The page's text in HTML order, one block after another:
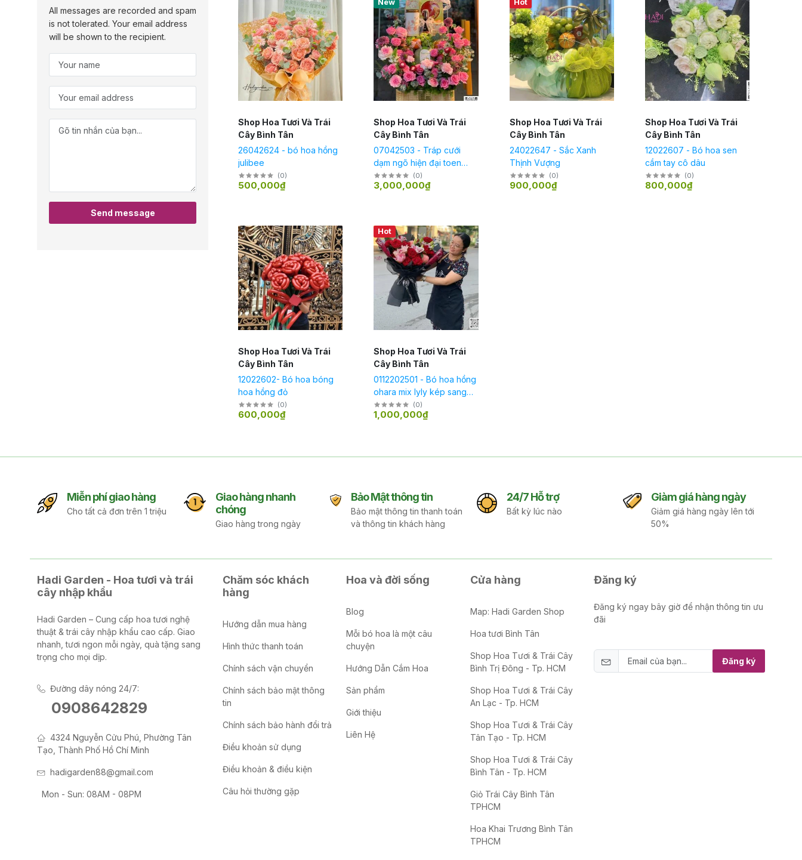
All messages are recorded and spam
is not tolerated. Your email address
will be shown to the recipient.
Send message
Shop Hoa Tươi Và Trái
Cây Bình Tân
26042624 - bó hoa hồng
julibee
(0)
500,000₫
Shop Hoa Tươi Và Trái
Cây Bình Tân
07042503 - Tráp cưới
dạm ngõ hiện đại toen
hồng đủ bộ lễ
(0)
3,000,000₫
Shop Hoa Tươi Và Trái
Cây Bình Tân
24022647 - Sắc Xanh
Thịnh Vượng
(0)
900,000₫
Shop Hoa Tươi Và Trái
Cây Bình Tân
12022607 - Bó hoa sen
cầm tay cô dâu
(0)
800,000₫
Shop Hoa Tươi Và Trái
Cây Bình Tân
12022602- Bó hoa bóng
hoa hồng đỏ
(0)
600,000₫
Hot
Shop Hoa Tươi Và Trái
Cây Bình Tân
0112202501 - Bó hoa hồng
ohara mix lyly kép sang
trọng
(0)
1,000,000₫
Miễn phí giao hàng
Cho tất cả đơn trên 1 triệu
Giao hàng nhanh
chóng
Giao hàng trong ngày
Bảo Mật thông tin
Bảo mật thông tin thanh toán
và thông tin khách hàng
24/7 Hỗ trợ
Bất kỳ lúc nào
Giàm giá hàng ngày
Giảm giá hàng ngày lên tới
50%
Hadi Garden - Hoa tươi và trái
cây nhập khẩu
Hadi Garden – Cung cấp hoa tươi nghệ
thuật & trái cây nhập khẩu cao cấp. Giao
nhanh, tươi ngon mỗi ngày, quà tặng sang
trọng cho mọi dịp.
Đường dây nóng 24/7:
0908642829
4324 Nguyễn Cửu Phú, Phường Tân
Tạo, Thành Phố Hồ Chí Minh
hadigarden88@gmail.com
Mon - Sun: 08AM - 08PM
Chăm sóc khách
hàng
Hướng dẫn mua hàng
Hình thức thanh toán
Chính sách vận chuyển
Chính sách bảo mật thông
tin
Chính sách bảo hành đổi trả
Điều khoản sử dụng
Điều khoản & điều kiện
Câu hỏi thường gặp
Hoa và đời sống
Blog
Mỗi bó hoa là một câu
chuyện
Hướng Dẫn Cắm Hoa
Sản phẩm
Giới thiệu
Liên Hệ
Cửa hàng
Map: Hadi Garden Shop
Hoa tươi Bình Tân
Shop Hoa Tươi & Trái Cây
Bình Trị Đông - Tp. HCM
Shop Hoa Tươi & Trái Cây
An Lạc - Tp. HCM
Shop Hoa Tươi & Trái Cây
Tân Tạo - Tp. HCM
Shop Hoa Tươi & Trái Cây
Bình Tân - Tp. HCM
Giỏ Trái Cây Bình Tân
TPHCM
Hoa Khai Trương Bình Tân
TPHCM
Đăng ký
Đăng ký ngay bây giờ để nhận thông tin ưu
đãi
Đăng ký